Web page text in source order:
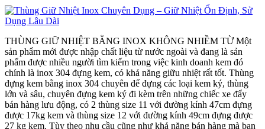
THÙNG GIỮ NHIỆT BẰNG INOX KHÔNG NHIỀM TỪ Một
sản phẩm mới được nhập chất liệu từ nước ngoài và đang là sản
phẩm được nhiều người tìm kiếm trong việc kinh doanh kem đó
chính là inox 304 đựng kem, có khả năng giữu nhiệt rất tốt. Thùng
đựng kem bằng inox 304 chuyên để đựng các loại kem ký, thùng
lớn và sâu, chuyên đựng kem ký đi kèm trên những chiếc xe đẩy
bán hàng lưu động, có 2 thùng size 11 với đường kính 47cm đựng
được 17kg kem và thùng size 12 với đường kính 49cm đựng được
27 kg kem. Tùy theo nhu cầu cũng như khả năng bán hàng mà bạn